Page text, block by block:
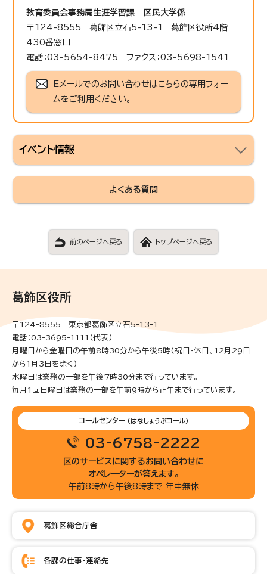
教育委員会事務局生涯学習課
区民大学係
〒124-8555 葛飾区立石5-13-1 葛飾区役所4階
430番窓口
電話：03-5654-8475 ファクス：03-5698-1541
Eメールでのお問い合わせはこちらの専用フォー
ムをご利用ください。
イベント情報
よくある質問
前のページへ戻る トップページへ戻る
葛飾区役所
〒124-8555 東京都葛飾区立石5-13-1
電話：03-3695-1111（代表）
月曜日から金曜日の午前8時30分から午後5時(祝日・休日、12月29日
から1月3日を除く)
水曜日は業務の一部を午後7時30分まで行っています。
毎月1回日曜日は業務の一部を午前9時から正午まで行っています。
コールセンター (はなしょうぶコール)
03-6758-2222
区のサービスに関するお問い合わせに
オペレーターが答えます。
午前8時から午後8時まで 年中無休
葛飾区総合庁舎
各課の仕事・連絡先